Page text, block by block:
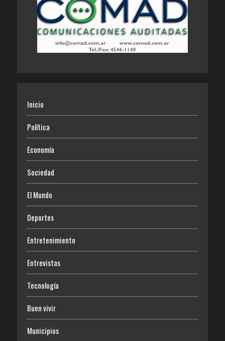
Inicio
Política
Economía
Sociedad
El Mundo
Deportes
Entretenimiento
Entrevistas
Tecnología
Buen vivir
Municipios